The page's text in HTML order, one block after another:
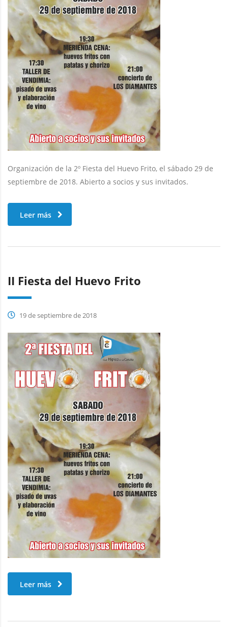
Organización de la 2º Fiesta del Huevo Frito, el sábado 29 de
septiembre de 2018. Abierto a socios y sus invitados.
Leer más
II Fiesta del Huevo Frito
19 de septiembre de 2018
Leer más